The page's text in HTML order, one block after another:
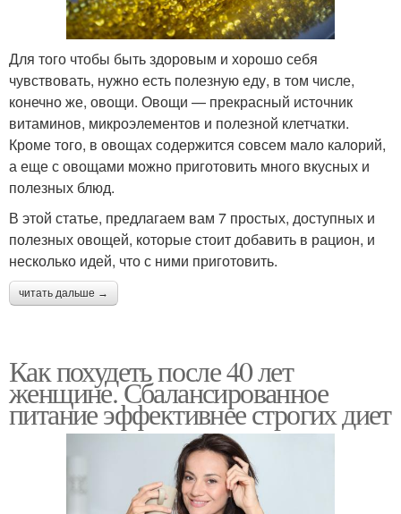
Для того чтобы быть здоровым и хорошо себя
чувствовать, нужно есть полезную еду, в том числе,
конечно же, овощи. Овощи — прекрасный источник
витаминов, микроэлементов и полезной клетчатки.
Кроме того, в овощах содержится совсем мало калорий,
а еще с овощами можно приготовить много вкусных и
полезных блюд.
В этой статье, предлагаем вам 7 простых, доступных и
полезных овощей, которые стоит добавить в рацион, и
несколько идей, что с ними приготовить.
читать дальше →
Как похудеть после 40 лет
женщине. Сбалансированное
питание эффективнее строгих диет